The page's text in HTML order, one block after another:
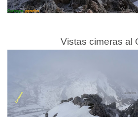
Vistas cimeras al